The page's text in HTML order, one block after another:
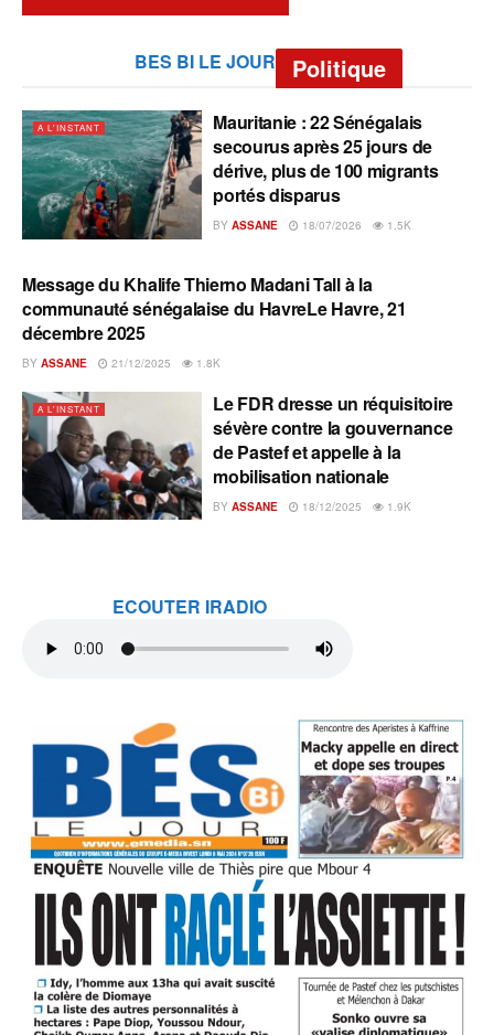
BES BI LE JOUR Politique
A L'INSTANT
Mauritanie : 22 Sénégalais
secourus après 25 jours de
dérive, plus de 100 migrants
portés disparus
BY ASSANE 18/07/2026 1.5K
A L'INSTANT
Message du Khalife Thierno Madani Tall à la
communauté sénégalaise du HavreLe Havre, 21
décembre 2025
BY ASSANE 21/12/2025 1.8K
A L'INSTANT
Le FDR dresse un réquisitoire
sévère contre la gouvernance
de Pastef et appelle à la
mobilisation nationale
BY ASSANE 18/12/2025 1.9K
ECOUTER IRADIO